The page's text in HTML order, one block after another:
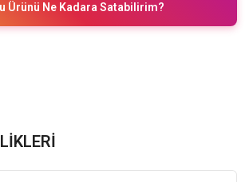
Ürünü Ne Kadara Satabilirim?